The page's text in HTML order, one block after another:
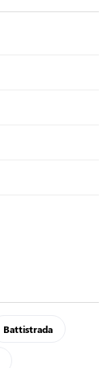
Battistrada